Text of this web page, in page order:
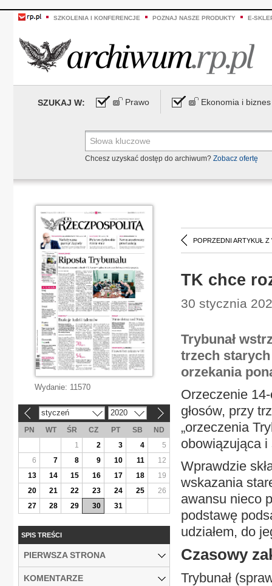
SZKOLENIA I KONFERENCJE POZNAJ NASZE PRODUKTY E-
SZUKAJ W: Prawo Ekonomia i biznes
Chcesz uzyskać dostęp do archiwum? Zobacz ofertę
POPRZEDNI ARTYKUŁ Z
TK chce
30 stycznia
Trybunał
trzech
orzekania
Orzeczenie
głosów, przy
„orzeczenia
obowiązująca
Wprawdzie
wskazania
awansu nieco
podstawę
udziałem, do
Czasowy
Trybunał
Wydanie: 11570
styczeń 2020
PN WT ŚR CZ PT SB
ND
1
2 3 4
5
6
7 8 9 10 11
12
13
14 15 16 17 18
19
20
21 22 23 24 25
26
27
28 29 30 31
SPIS TREŚCI
PIERWSZA STRONA
KOMENTARZE